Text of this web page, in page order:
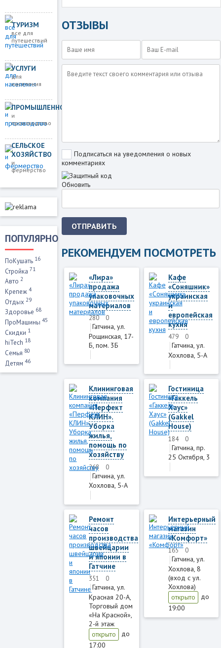
ТУРИЗМ
все для
путешествий
УСЛУГИ
для
населения
ПРОМЫШЛЕННОСТЬ
и
производство
СЕЛЬСКОЕ
ХОЗЯЙСТВО
и
фермерство
ПОПУЛЯРНО
ПоКушать 16
Стройка 71
Авто 2
Крепеж 4
Отдых 29
Здоровье 68
ПроМашины 45
Скидки 1
hiTech 18
Семья 80
Детям 46
ОТЗЫВЫ
Подписаться на уведомления о новых
комментариях
Обновить
ОТПРАВИТЬ
РЕКОМЕНДУЕМ ПОСМОТРЕТЬ
«Лира»
продажа
упаковочных
материалов
280 0
Гатчина, ул.
Рощинская, 17-
Б, пом. 3Б
Кафе
«Соняшник»
украинская
и
европейская
кухня
479 0
Гатчина, ул.
Хохлова, 5-А
Клининговая
компания
«Перфект
КЛИН».
Уборка
жилья,
помощь по
хозяйству
268 0
Гатчина, ул.
Хохлова, 5-А
Гостиница
«Гаккель
Хаус»
(Gakkel
House)
184 0
Гатчина, пр.
25 Октября, 3
Ремонт
часов
производства
швейцарии
и японии в
Гатчине
351 0
Гатчина, ул.
Красная 20-А,
Торговый дом
«На Красной»,
2-й этаж
открыто
до
17:00
Интерьерный
магазин
«Комфорт»
165 0
Гатчина, ул.
Хохлова, 8
(вход с ул.
Хохлова)
открыто
до
19:00